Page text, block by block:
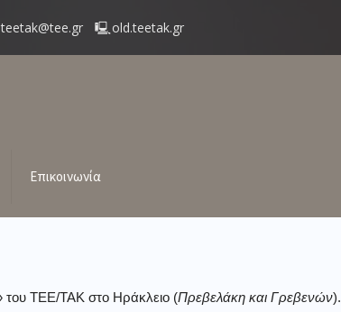
teetak@tee.gr old.teetak.gr
Επικοινωνία
ΤΕΕ/ΤΑΚ
του ΤΕΕ/ΤΑΚ στο Ηράκλειο (Πρεβελάκη και Γρεβενών).